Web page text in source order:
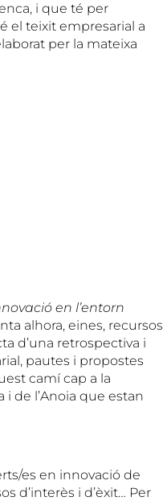
i que té per
el teixit empresarial a
per la mateixa
en l’entorn
alhora, eines, recursos
d’una retrospectiva i
pautes i propostes
camí cap a la
i de l’Anoia que estan
es en innovació de
d’interès i d’èxit… Per